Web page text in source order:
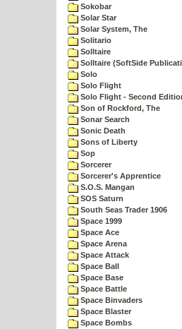
Sokobar
Solar Star
Solar System, The
Solitario
Solltaire
Solltaire (SoftSide
Solo
Solo Flight
Solo Flight - Second
Son of Rockford, The
Sonar Search
Sonic Death
Sons of Liberty
Sop
Sorcerer
Sorcerer's Apprentice
S.O.S. Mangan
SOS Saturn
South Seas Trader 1906
Space 1999
Space Ace
Space Arena
Space Attack
Space Ball
Space Base
Space Battle
Space Binvaders
Space Blaster
Space Bombs